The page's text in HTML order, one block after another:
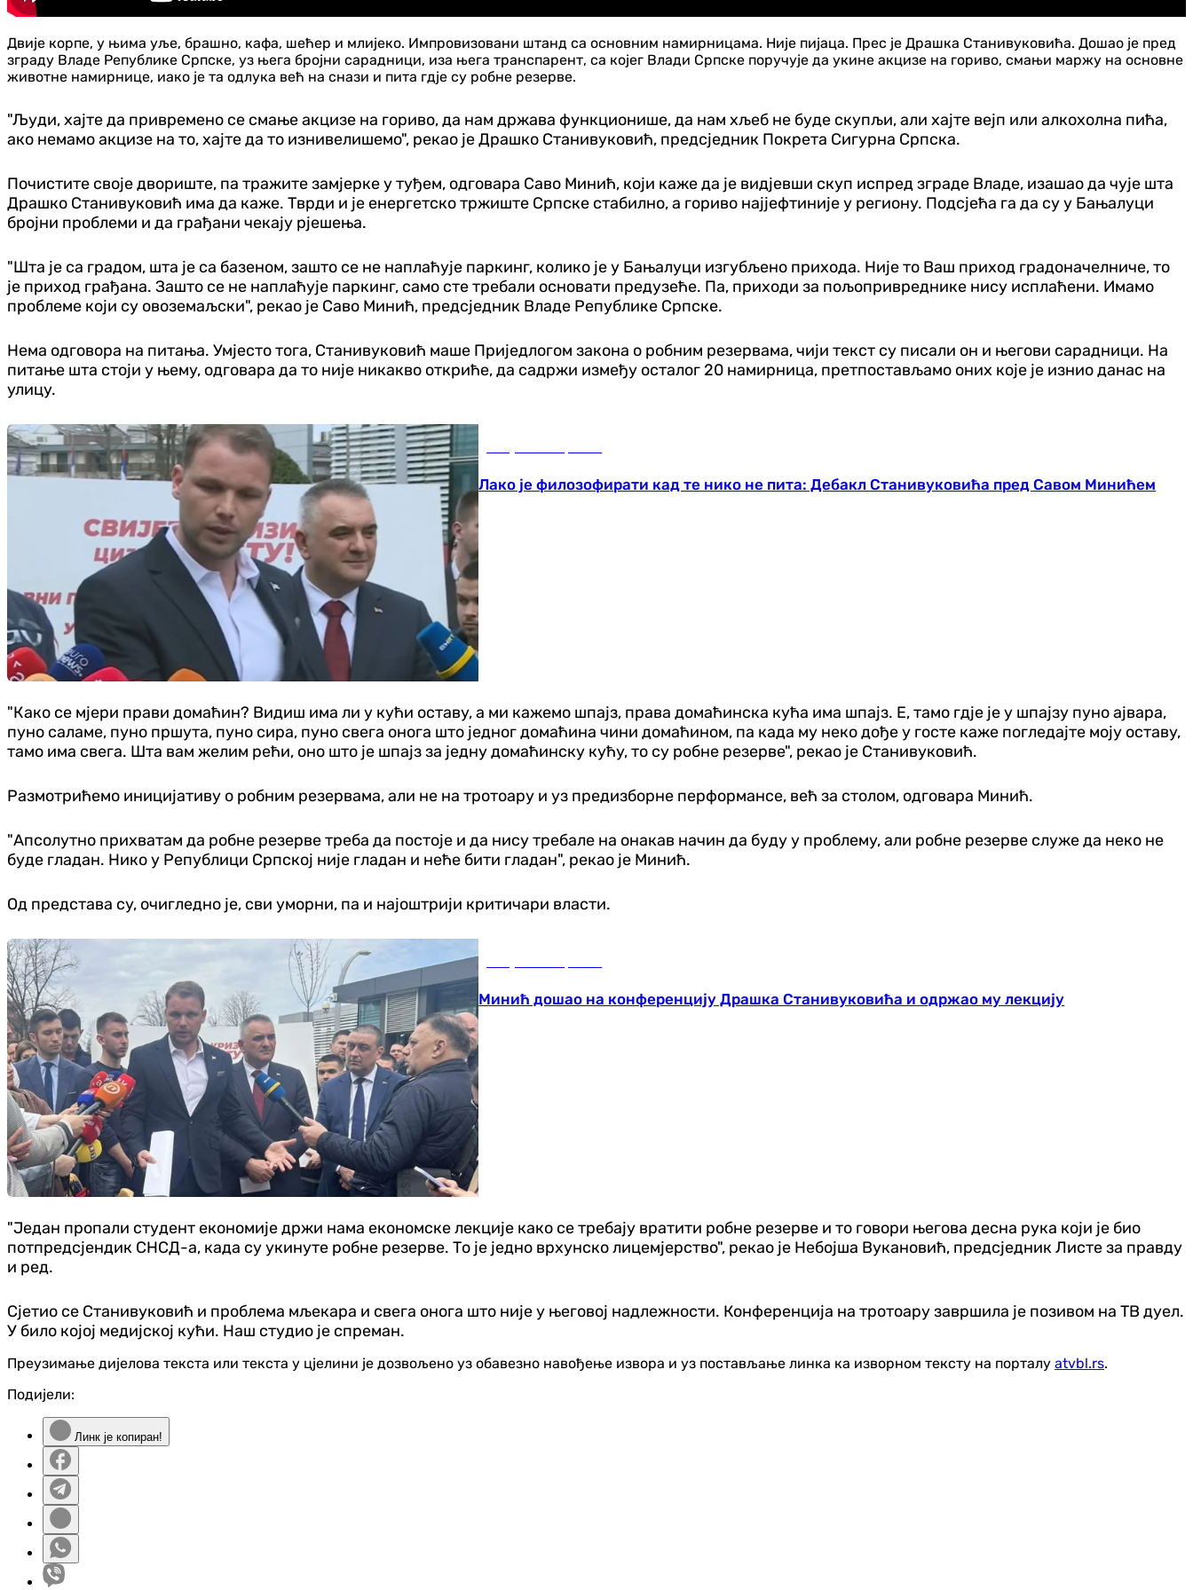
Двије корпе, у њима уље, брашно, кафа, шећер и млијеко. Импровизовани штанд са основним намирницама. Није пијаца. Прес је Драшка Станивуковића. Дошао је пред
зграду Владе Републике Српске, уз њега бројни сарадници, иза њега транспарент, са којег Влади Српске поручује да укине акцизе на гориво, смањи маржу на основне
животне намирнице, иако је та одлука већ на снази и пита гдје су робне резерве.
"Људи, хајте да привремено се смање акцизе на гориво, да нам држава функционише, да нам хљеб не буде скупљи, али хајте вејп или алкохолна пића,
ако немамо акцизе на то, хајте да то изнивелишемо", рекао је Драшко Станивуковић, предсједник Покрета Сигурна Српска.
Почистите своје двориште, па тражите замјерке у туђем, одговара Саво Минић, који каже да је видјевши скуп испред зграде Владе, изашао да чује шта
Драшко Станивуковић има да каже. Тврди и је енергетско тржиште Српске стабилно, а гориво најјефтиније у региону. Подсјећа га да су у Бањалуци
бројни проблеми и да грађани чекају рјешења.
"Шта је са градом, шта је са базеном, зашто се не наплаћује паркинг, колико је у Бањалуци изгубљено прихода. Није то Ваш приход градоначелниче, то
је приход грађана. Зашто се не наплаћује паркинг, само сте требали основати предузеће. Па, приходи за пољопривреднике нису исплаћени. Имамо
проблеме који су овоземаљски", рекао је Саво Минић, предсједник Владе Републике Српске.
Нема одговора на питања. Умјесто тога, Станивуковић маше Приједлогом закона о робним резервама, чији текст су писали он и његови сарадници. На
питање шта стоји у њему, одговара да то није никакво откриће, да садржи између осталог 20 намирница, претпостављамо оних које је изнио данас на
улицу.
Лако је филозофирати кад те нико не пита: Дебакл Станивуковића пред Савом Минићем
"Како се мјери прави домаћин? Видиш има ли у кући оставу, а ми кажемо шпајз, права домаћинска кућа има шпајз. Е, тамо гдје је у шпајзу пуно ајвара,
пуно саламе, пуно пршута, пуно сира, пуно свега онога што једног домаћина чини домаћином, па када му неко дође у госте каже погледајте моју оставу,
тамо има свега. Шта вам желим рећи, оно што је шпајз за једну домаћинску кућу, то су робне резерве", рекао је Станивуковић.
Размотрићемо иницијативу о робним резервама, али не на тротоару и уз предизборне перформансе, већ за столом, одговара Минић.
"Апсолутно прихватам да робне резерве треба да постоје и да нису требале на онакав начин да буду у проблему, али робне резерве служе да неко не
буде гладан. Нико у Републици Српској није гладан и неће бити гладан", рекао је Минић.
Од представа су, очигледно је, сви уморни, па и најоштрији критичари власти.
Минић дошао на конференцију Драшка Станивуковића и одржао му лекцију
"Један пропали студент економије држи нама економске лекције како се требају вратити робне резерве и то говори његова десна рука који је био
потпредсјендик СНСД-а, када су укинуте робне резерве. То је једно врхунско лицемјерство", рекао је Небојша Вукановић, предсједник Листе за правду
и ред.
Сјетио се Станивуковић и проблема мљекара и свега онога што није у његовој надлежности. Конференција на тротоару завршила је позивом на ТВ дуел.
У било којој медијској кући. Наш студио је спреман.
Преузимање дијелова текста или текста у цјелини је дозвољено уз обавезно навођење извора и уз постављање линка ка изворном тексту на порталу atvbl.rs.
Подијели:
Линк је копиран!